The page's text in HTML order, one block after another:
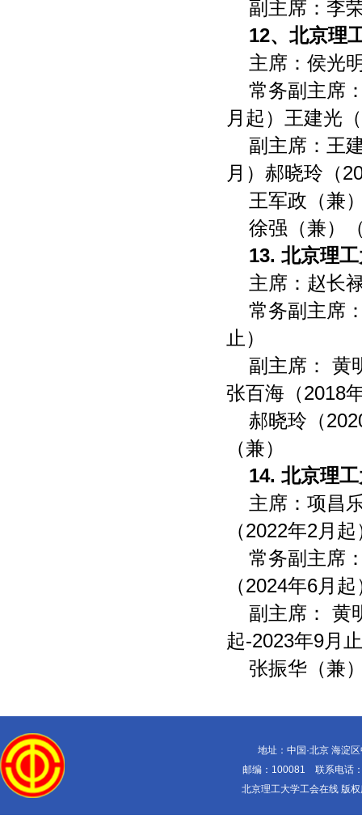
副主席：李
12、北京理
主席：侯光
常务副主席
月起）王建光
副主席：王
月）郝晓玲（
王军政（兼
徐强（兼）
13. 北京理
主席：赵长
常务副主席
止）
副主席： 黄
张百海（2018
郝晓玲（
（兼）
14. 北京理
主席：项昌
（2022年2月起
常务副主席
（2024年6月起
副主席： 黄
起-2023年9月
张振华（兼
地址：中国·北京 海淀
邮编：100081 联系电话
北京理工大学工会在线 版